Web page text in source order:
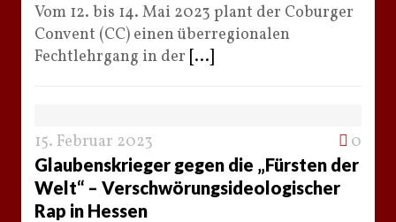
Vom 12. bis 14. Mai 2023 plant der Coburger
Convent (CC) einen überregionalen
Fechtlehrgang in der [...]
15. Februar 2023 0
Glaubenskrieger gegen die „Fürsten der
Welt“ – Verschwörungsideologischer
Rap in Hessen